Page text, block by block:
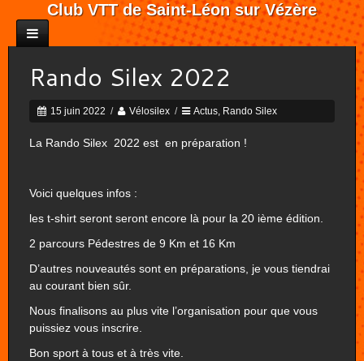
Club VTT de Saint-Léon sur Vézère
Rando Silex 2022
15 juin 2022 / Vélosilex / Actus, Rando Silex
La Rando Silex 2022 est en préparation !
Voici quelques infos :
les t-shirt seront seront encore là pour la 20 ième édition.
2 parcours Pédestres de 9 Km et 16 Km
D’autres nouveautés sont en préparations, je vous tiendrai
au courant bien sûr.
Nous finalisons au plus vite l’organisation pour que vous
puissiez vous inscrire.
Bon sport à tous et à très vite.